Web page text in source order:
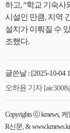
하고, “학교 기숙사
시설인 만큼, 지역
설치가 이뤄질 수
조했다.
글쓴날 : [2025-10-04
오하윤 기자
Copyrights ⓒ krnews,
R신문, &